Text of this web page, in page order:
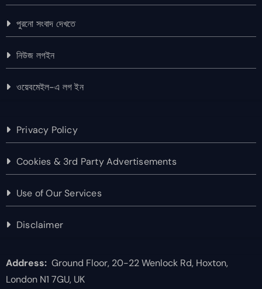
পুরনো সংবাদ দেখতে
নিউজ লগইন
ওয়েবমেইল-এ লগ ইন
Privacy Policy
Cookies & 3rd Party Advertisements
Use of Our Services
Disclaimer
Address:Ground Floor, 20-22 Wenlock Rd, Hoxton,
London N1 7GU, UK